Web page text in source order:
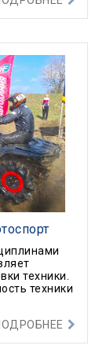
техники.
техники